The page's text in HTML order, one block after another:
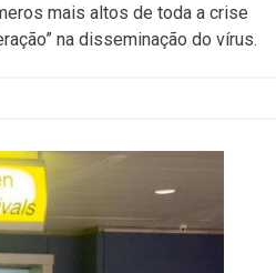
mais altos de toda a crise
na disseminação do vírus.